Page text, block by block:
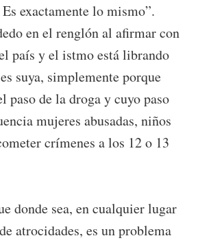
exactamente lo mismo”.
en el renglón al afirmar con
país y el istmo está librando
suya, simplemente porque
paso de la droga y cuyo paso
mujeres abusadas, niños
crímenes a los 12 o 13
donde sea, en cualquier lugar
atrocidades, es un problema